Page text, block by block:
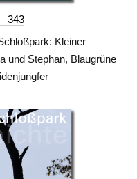
343
Kleiner
und Stephan, Blaugrüne